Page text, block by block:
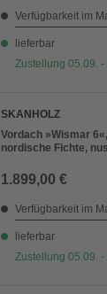
Verfügbarkeit im
lieferbar
Zustellung 05.09. -
SKANHOLZ
Vordach »Wismar
nordische Fichte,
1.899,00 €
Verfügbarkeit im
lieferbar
Zustellung 05.09. -